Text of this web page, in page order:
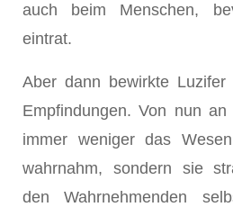
auch beim Menschen,
eintrat.
Aber dann bewirkte
Empfindungen. Von nun
immer weniger das
wahrnahm, sondern sie
den Wahrnehmenden